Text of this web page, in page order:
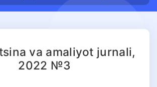
va amaliyot jurnali,
2022 №3